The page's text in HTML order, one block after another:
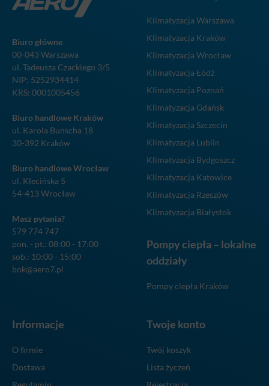
Biuro główne
00-043 Warszawa
ul. Tadeusza Czackiego 3/5
NIP: 5252934414
KRS: 0001005456
Biuro handlowe Kraków
ul. Karola Bunscha 18
30-392 Kraków
Biuro handlowe Wrocław
ul. Klecińska 5
54-413 Wrocław
Masz pytania?
579 774 747
pon. - pt.: 08:00 - 17:00
sob.: 10:00 - 15:00
bok@aero7.pl
Klimatyzacja Warszawa
Klimatyzacja Kraków
Klimatyzacja Wrocław
Klimatyzacja Łódź
Klimatyzacja Poznań
Klimatyzacja Gdańsk
Klimatyzacja Szczecin
Klimatyzacja Lublin
Klimatyzacja Bydgoszcz
Klimatyzacja Katowice
Klimatyzacja Rzeszów
Klimatyzacja Białystok
Pompy ciepła – lokalne
oddziały
Pompy ciepła Kraków
Informacje
O firmie
Dostawa
Twoje konto
Twój koszyk
Lista życzeń